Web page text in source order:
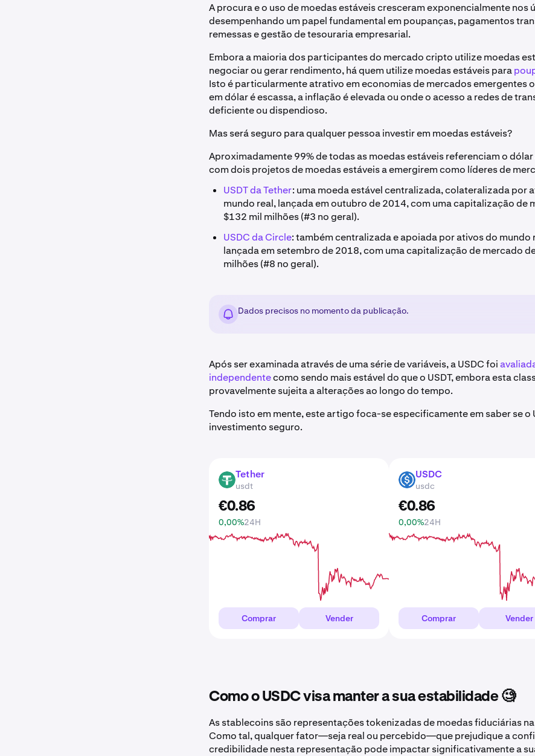
A procura e o uso de moedas estáveis cresceram exponencialmente nos
desempenhando um papel fundamental em poupanças, pagamentos
remessas e gestão de tesouraria empresarial.
Embora a maioria dos participantes do mercado cripto utilize moedas
negociar ou gerar rendimento, há quem utilize moedas estáveis para
Isto é particularmente atrativo em economias de mercados emergentes
em dólar é escassa, a inflação é elevada ou onde o acesso a redes de
deficiente ou dispendioso.
Mas será seguro para qualquer pessoa investir em moedas estáveis?
Aproximadamente 99% de todas as moedas estáveis referenciam o
com dois projetos de moedas estáveis a emergirem como líderes de
USDT da Tether: uma moeda estável centralizada, colateralizada por
mundo real, lançada em outubro de 2014, com uma capitalização de
$132 mil milhões (#3 no geral).
USDC da Circle: também centralizada e apoiada por ativos do mundo
lançada em setembro de 2018, com uma capitalização de mercado
milhões (#8 no geral).
Dados precisos no momento da publicação.
Após ser examinada através de uma série de variáveis, a USDC foi
independentecomo sendo mais estável do que o USDT, embora esta
provavelmente sujeita a alterações ao longo do tempo.
Tendo isto em mente, este artigo foca-se especificamente em saber se o
investimento seguro.
USDT Tether
usdt
€0.86
0,00%24H
Comprar Vender
USDC USDC
usdc
€0.86
0,00%24H
Comprar Vender
Como o USDC visa manter a sua estabilidade 🧐
As stablecoins são representações tokenizadas de moedas fiduciárias
Como tal, qualquer fator—seja real ou percebido—que prejudique a
credibilidade nesta representação pode impactar significativamente a